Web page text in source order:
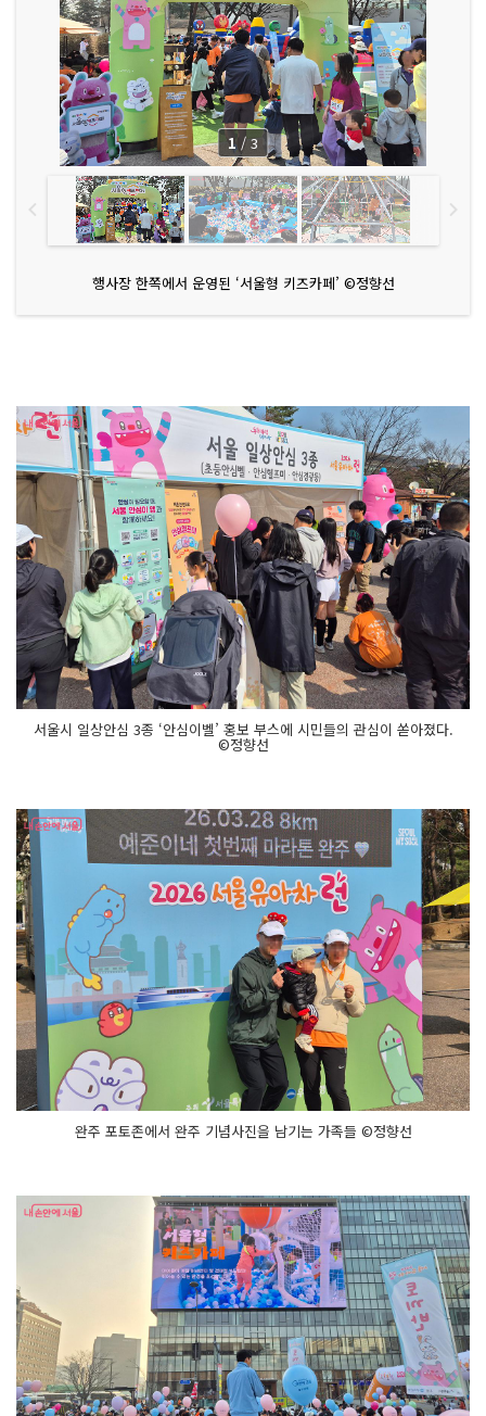
행사장 한쪽에서 운영된 ‘서울형 키즈카페’ ©정향선
1 / 3
서울시 일상안심 3종 ‘안심이벨’ 홍보 부스에 시민들의 관심이 쏟아졌다.
©정향선
완주 포토존에서 완주 기념사진을 남기는 가족들 ©정향선